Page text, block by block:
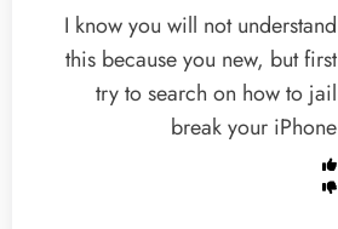
I know you will not understand
this because you new, but first
try to search on how to jail
break your iPhone